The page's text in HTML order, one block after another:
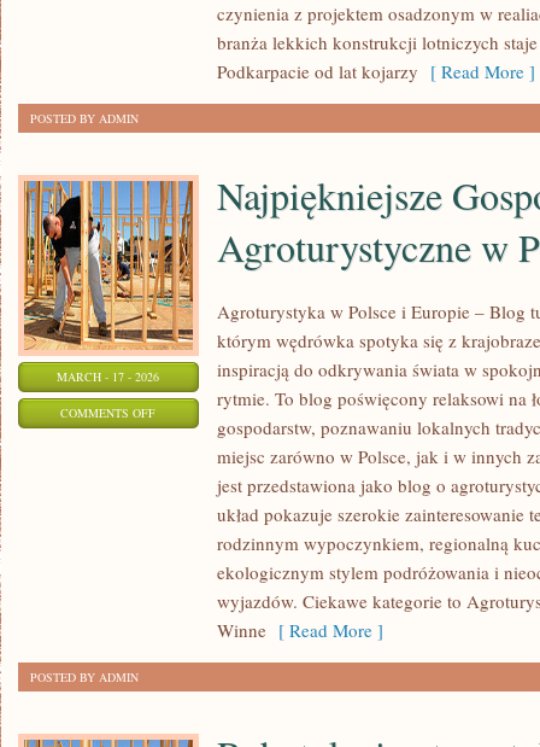
czynienia z projektem osadzonym w
branża lekkich konstrukcji lotniczych
Podkarpacie od lat kojarzy [ Read More ]
POSTED BY ADMIN
MARCH - 17 - 2026
COMMENTS OFFON
NAJPIĘKNIEJSZE
GOSPODARSTWA
AGROTURYSTYCZNE
Najpiękniejsze
Agroturystyczne w
Agroturystyka w Polsce i Europie – Blog
którym wędrówka spotyka się z
inspiracją do odkrywania świata w
rytmie. To blog poświęcony relaksowi na
gospodarstw, poznawaniu lokalnych
miejsc zarówno w Polsce, jak i w innych
jest przedstawiona jako blog o
układ pokazuje szerokie zainteresowanie
rodzinnym wypoczynkiem, regionalną
ekologicznym stylem podróżowania i
wyjazdów. Ciekawe kategorie to
Winne [ Read More ]
POSTED BY ADMIN